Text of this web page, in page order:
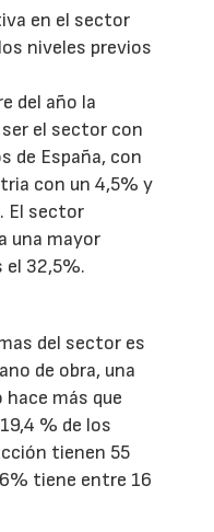
en el sector
niveles previos
del año la
el sector con
de España, con
con un 4,5% y
El sector
una mayor
el 32,5%.
del sector es
de obra, una
más que
% de los
tienen 55
tiene entre 16